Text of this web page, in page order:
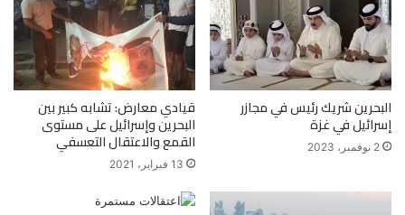
البحرين شريك رئيس في مجازر
إسرائيل في غزة
2 نوفمبر، 2023
قيادي معارض: تشابه كبير بين
البحرين وإسرائيل على مستوى
القمع والاعتقال التعسفي
13 فبراير، 2021